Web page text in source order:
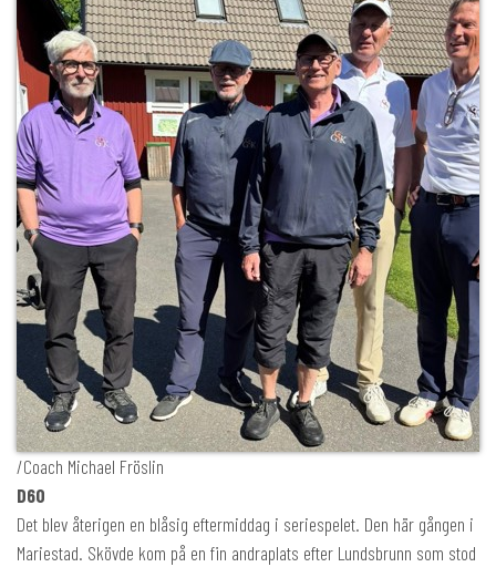
/Coach Michael Fröslin
D60
Det blev återigen en blåsig eftermiddag i seriespelet. Den här gången i
Mariestad. Skövde kom på en fin andraplats efter Lundsbrunn som stod